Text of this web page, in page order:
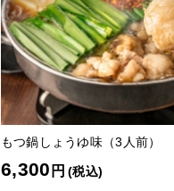
もつ鍋しょうゆ味（3人前）
6,300 円 (税込)